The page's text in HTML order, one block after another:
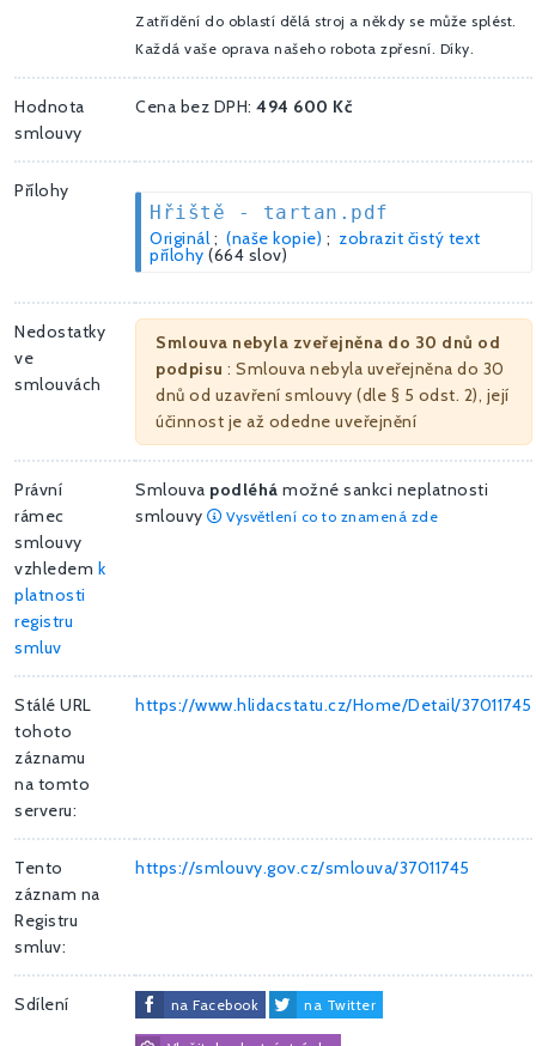
Zatřídění do oblastí dělá stroj a někdy se může splést.
Každá vaše oprava našeho robota zpřesní. Díky.
Hodnota
smlouvy
Cena bez DPH: 494 600 Kč
Přílohy
Hřiště - tartan.pdf
Originál ; (naše kopie) ; zobrazit čistý text
přílohy (664 slov)
Nedostatky
ve
smlouvách
Smlouva nebyla zveřejněna do 30 dnů od
podpisu : Smlouva nebyla uveřejněna do 30
dnů od uzavření smlouvy (dle § 5 odst. 2), její
účinnost je až odedne uveřejnění
Právní
rámec
smlouvy
vzhledem k
platnosti
registru
smluv
Smlouva podléhá možné sankci neplatnosti
smlouvy
Vysvětlení co to znamená zde
Stálé URL
tohoto
záznamu
na tomto
serveru:
https://www.hlidacstatu.cz/Home/Detail/37011745
Tento
záznam na
Registru
smluv:
https://smlouvy.gov.cz/smlouva/37011745
Sdílení na Facebook na Twitter